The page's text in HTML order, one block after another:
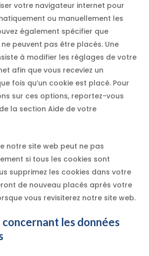
votre navigateur internet pour
ou manuellement les
également spécifier que
peuvent pas être placés. Une
à modifier les réglages de votre
afin que vous receviez un
fois qu’un cookie est placé. Pour
sur ces options, reportez-vous
la section Aide de votre
notre site web peut ne pas
si tous les cookies sont
supprimez les cookies dans votre
de nouveau placés après votre
vous revisiterez notre site web.
les données